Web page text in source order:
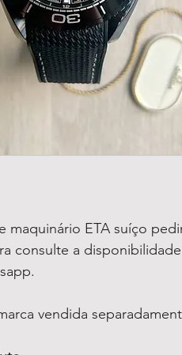
maquinário ETA suíço
consulte a
vendida